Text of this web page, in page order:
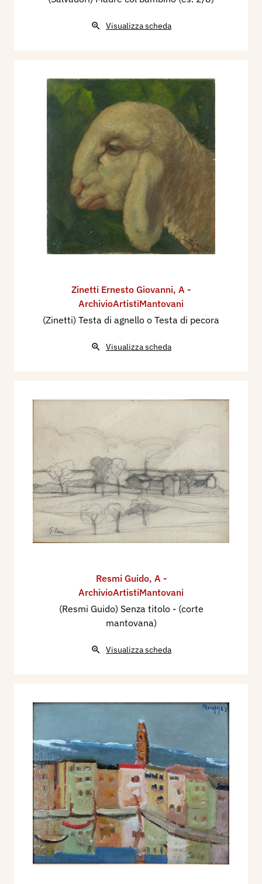
Visualizza scheda
Zinetti Ernesto Giovanni, A -
ArchivioArtistiMantovani
(Zinetti) Testa di agnello o Testa di pecora
Visualizza scheda
Resmi Guido, A -
ArchivioArtistiMantovani
(Resmi Guido) Senza titolo - (corte
mantovana)
Visualizza scheda